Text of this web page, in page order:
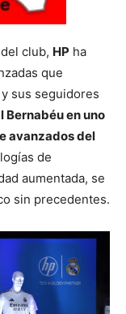
club, HP ha
que
sus seguidores
en uno
avanzados del
de
aumentada, se
sin precedentes.